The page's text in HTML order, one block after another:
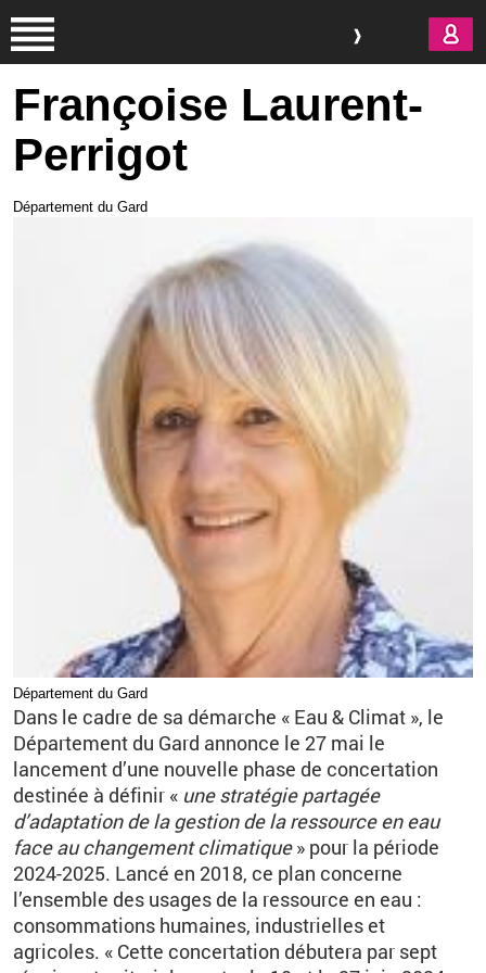
Françoise Laurent-
Perrigot
Département du Gard
Département du Gard
Dans le cadre de sa démarche « Eau & Climat », le
Département du Gard annonce le 27 mai le
lancement d’une nouvelle phase de concertation
destinée à définir « une stratégie partagée
d’adaptation de la gestion de la ressource en eau
face au changement climatique » pour la période
2024-2025. Lancé en 2018, ce plan concerne
l’ensemble des usages de la ressource en eau :
consommations humaines, industrielles et
agricoles. « Cette concertation débutera par sept